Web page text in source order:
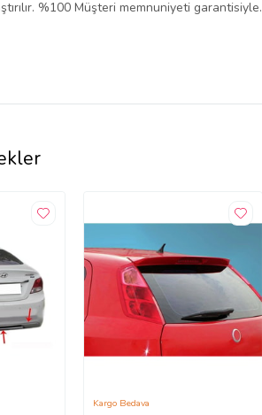
%100 Müşteri memnuniyeti garantisiyle.
Kargo Bedava